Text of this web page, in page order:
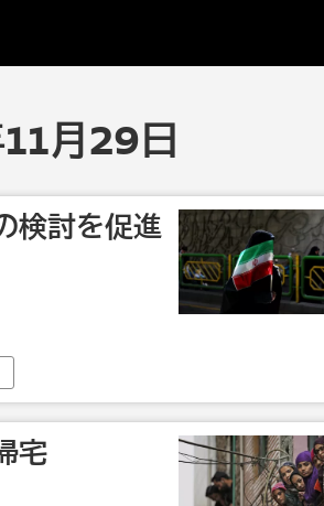
月29日
検討を促進
宅